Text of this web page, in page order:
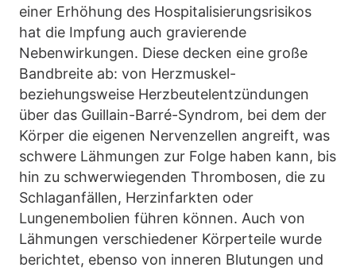
einer Erhöhung des Hospitalisierungsrisikos
hat die Impfung auch gravierende
Nebenwirkungen. Diese decken eine große
Bandbreite ab: von Herzmuskel-
beziehungsweise Herzbeutelentzündungen
über das Guillain-Barré-Syndrom, bei dem der
Körper die eigenen Nervenzellen angreift, was
schwere Lähmungen zur Folge haben kann, bis
hin zu schwerwiegenden Thrombosen, die zu
Schlaganfällen, Herzinfarkten oder
Lungenembolien führen können. Auch von
Lähmungen verschiedener Körperteile wurde
berichtet, ebenso von inneren Blutungen und